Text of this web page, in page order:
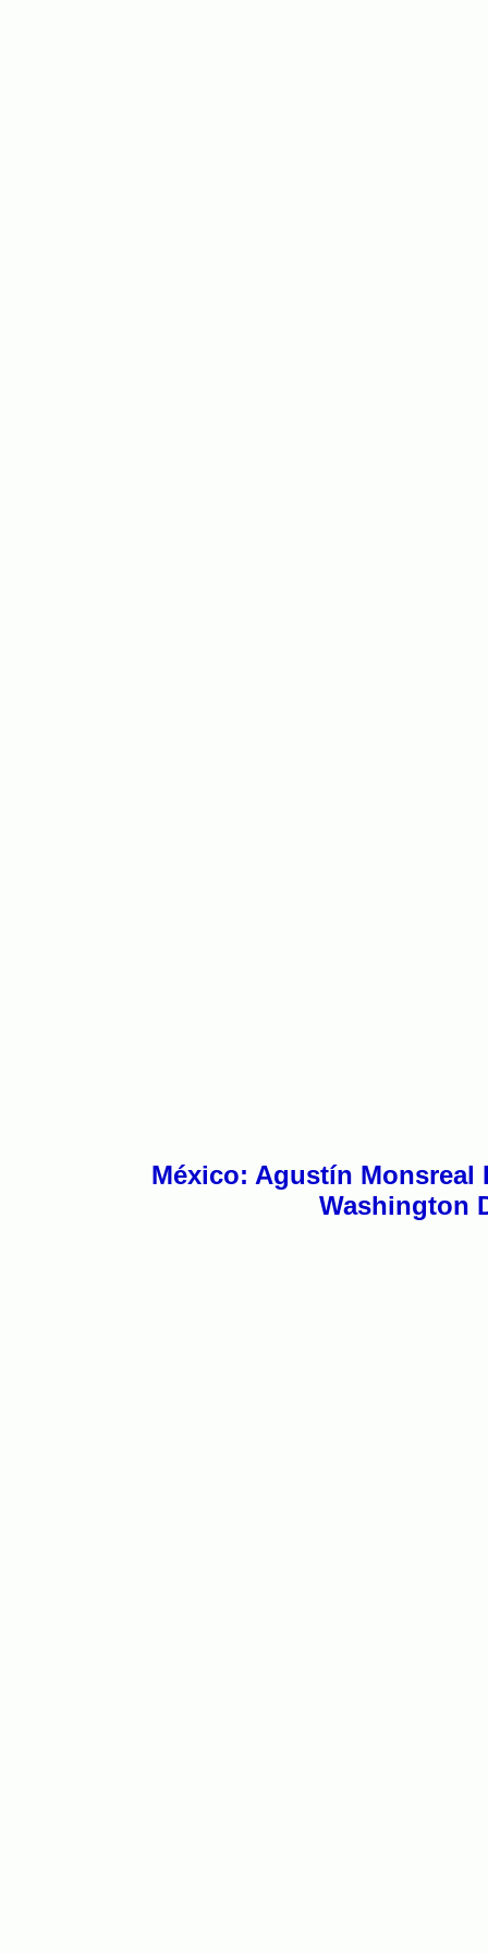
México: Agustín Monsreal
Washington